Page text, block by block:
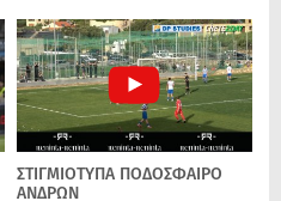
ΣΤΙΓΜΙΟΤΥΠΑ ΠΟΔΌΣΦΑΙΡΟ
ΑΝΔΡΏΝ